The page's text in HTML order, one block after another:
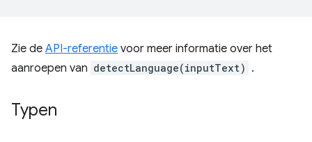
Zie de API-referentie voor meer informatie over het
aanroepen van detectLanguage(inputText) .
Typen